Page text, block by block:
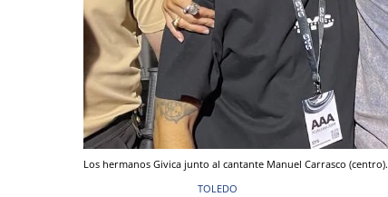
Los hermanos Givica junto al cantante Manuel Carrasco (centro).
TOLEDO